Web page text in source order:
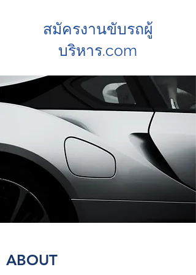
สมัครงานขับรถผู้
บริหาร.com
ABOUT